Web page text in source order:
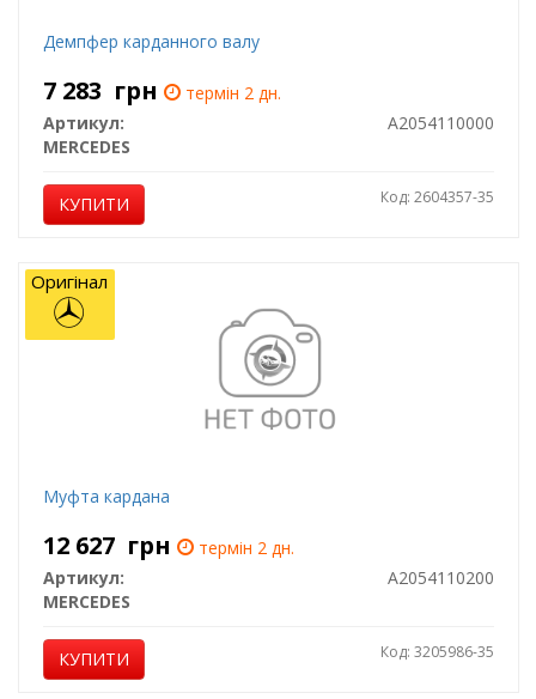
Демпфер карданного валу
7 283 грн
термін 2 дн.
Артикул:
A2054110000
MERCEDES
КУПИТИ Код: 2604357-35
Муфта кардана
12 627 грн
термін 2 дн.
Артикул:
A2054110200
MERCEDES
КУПИТИ Код: 3205986-35
Оригінал